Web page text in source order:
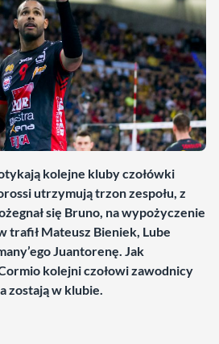
kolejne kluby czołówki
utrzymują trzon zespołu, z
się Bruno, na wypożyczenie
trafił Mateusz Bieniek, Lube
Juantorenę. Jak
kolejni czołowi zawodnicy
zostają w klubie.